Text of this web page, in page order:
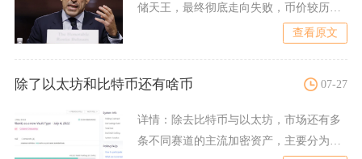
储天王，最终彻底走向失败，币价较历史
查看原文
除了以太坊和比特币还有啥币 07-27
详情： 除去比特币与以太坊，市场还有多
条不同赛道的主流加密资产，主要分为高